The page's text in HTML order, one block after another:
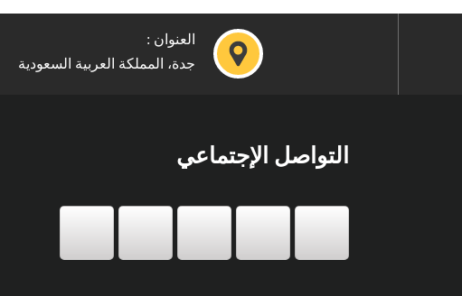
العنوان :
جدة، المملكة العربية السعودية
التواصل الإجتماعي